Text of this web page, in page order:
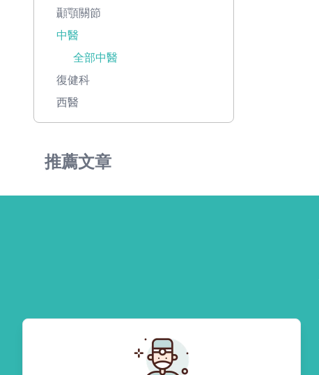
顳顎關節
中醫
全部中醫
復健科
西醫
推薦文章